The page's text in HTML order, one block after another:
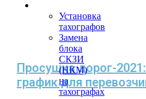
Установка
тахографов
Замена
блока
СКЗИ
(НКМ)
на
тахографах
Просушка дорог-
график для